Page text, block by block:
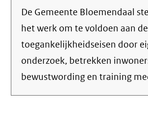
De Gemeente Bloemendaal
het werk om te voldoen aan
toegankelijkheidseisen door
onderzoek, betrekken
bewustwording en training